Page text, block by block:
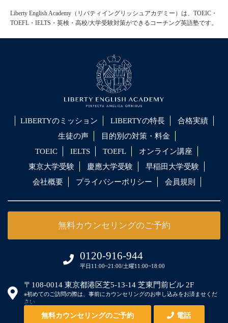
無料カウンセリングのご予約 電話
Liberty English Academy（リバティイングリッシュアカデミー）は、TOEIC・
TOEFL・IELTS・英検・高校/大学受験対策ができるコーチング英語塾です。
LIBERTYのミッション LIBERTYの特長
合格実績
生徒の声
目的別の対策・料金
TOEIC
IELTS TOEFL
オンライン講座
東京大学受験
慶應大学受験
早稲田大学受験
会社概要
プライバシーポリシー 会員規則
無料カウンセリングのご予約
0120-916-944
平日11:00~21:00/土曜11:00~18:00
〒108-0014 東京都港区芝5-13-14 芝東門前ビル 2F
※初めてのご訪問の際は、事前にカウンセリングのお申し込みをお済ませくだ
さい